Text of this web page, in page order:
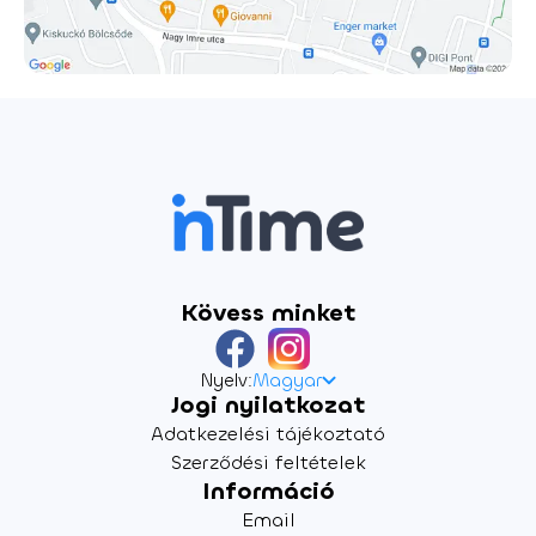
Jakupcsek Gabriella * Jakupcsek Gabriella A napos B oldal
című bestsellerében már megmutatta: van teljes élet a
negyvenen túl is. Legújabb könyvében, inspiráló
Csakazértis szerelem!
Kövess minket
Nyelv:Magyar
Jogi nyilatkozat
Adatkezelési tájékoztató
Szerződési feltételek
Információ
Email